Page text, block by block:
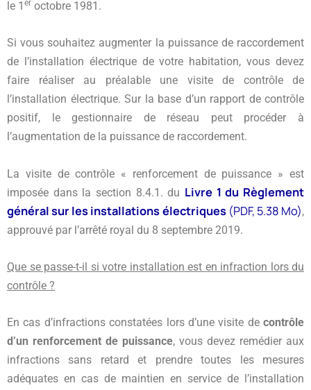
le 1 er octobre 1981.
Si vous souhaitez augmenter la puissance de raccordement
de l’installation électrique de votre habitation, vous devez
faire réaliser au préalable une visite de contrôle de
l’installation électrique. Sur la base d’un rapport de contrôle
positif, le gestionnaire de réseau peut procéder à
l’augmentation de la puissance de raccordement.
La visite de contrôle « renforcement de puissance » est
imposée dans la section 8.4.1. du Livre 1du Règlement
général sur les installations électriques(PDF, 5.38 Mo),
approuvé par l’arrêté royal du 8 septembre 2019.
Que se passe-t-il si votre installation est en infraction lors du
contrôle ?
En cas d’infractions constatées lors d’une visite de contrôle
d’un renforcement de puissance, vous devez remédier aux
infractions sans retard et prendre toutes les mesures
adéquates en cas de maintien en service de l’installation